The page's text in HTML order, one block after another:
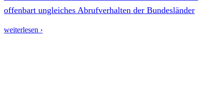
offenbart ungleiches Abrufverhalten der Bundesländer
weiterlesen ›